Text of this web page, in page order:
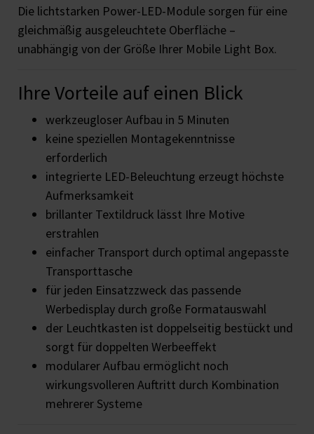
Die lichtstarken Power-LED-Module sorgen für eine
gleichmäßig ausgeleuchtete Oberfläche –
unabhängig von der Größe Ihrer Mobile Light Box.
Ihre Vorteile auf einen Blick
werkzeugloser Aufbau in 5 Minuten
keine speziellen Montagekenntnisse
erforderlich
integrierte LED-Beleuchtung erzeugt höchste
Aufmerksamkeit
brillanter Textildruck lässt Ihre Motive
erstrahlen
einfacher Transport durch optimal angepasste
Transporttasche
für jeden Einsatzzweck das passende
Werbedisplay durch große Formatauswahl
der Leuchtkasten ist doppelseitig bestückt und
sorgt für doppelten Werbeeffekt
modularer Aufbau ermöglicht noch
wirkungsvolleren Auftritt durch Kombination
mehrerer Systeme